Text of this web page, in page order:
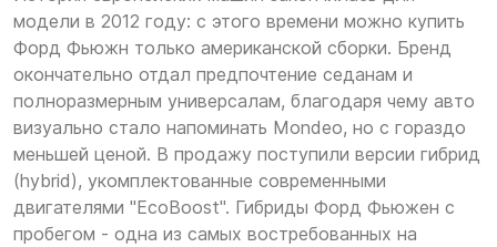
модели в 2012 году: с этого времени можно купить
Форд Фьюжн только американской сборки. Бренд
окончательно отдал предпочтение седанам и
полноразмерным универсалам, благодаря чему авто
визуально стало напоминать Mondeo, но с гораздо
меньшей ценой. В продажу поступили версии гибрид
(hybrid), укомплектованные современными
двигателями "EcoBoost". Гибриды Форд Фьюжен с
пробегом - одна из самых востребованных на